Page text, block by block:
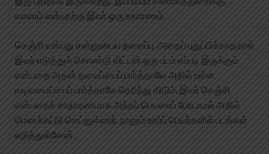
வரலாம் என்பதற்கு இவர் ஒரு உதாரணம்.
செஞ்சி என்பது என்னுடைய தலைப்பு .அதைப் புதுப்பிக்காததால்
இவர் எடுத்துக் கொண்டு விட்டார்.ஒரு படம் எப்படி இருக்கும்
என்பதை அதன் தலைப்பைப் பார்த்தாலே அதில் உள்ள
வடிவமைப்பைப் பார்த்தாலே தெரிந்து விடும். இவர் செஞ்சி
என்பதைச் சாதாரணமாக அந்தப் பெயரைப் போடாமல் அதில்
மெனக்கட்டு செய்துள்ளார். நானும் ஊர்ப் பெயர்களில் படங்கள்
எடுத்துள்ளேன்.